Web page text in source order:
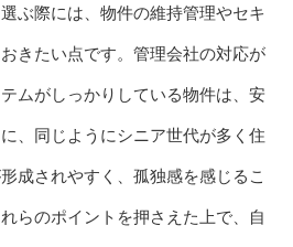
ぶ際には、物件の維持管理やセキ
きたい点です。管理会社の対応が
ムがしっかりしている物件は、安
、同じようにシニア世代が多く住
成されやすく、孤独感を感じるこ
らのポイントを押さえた上で、自